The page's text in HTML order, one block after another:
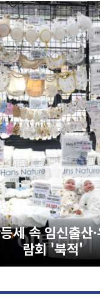
세 속 임신출산
람회 '북적'